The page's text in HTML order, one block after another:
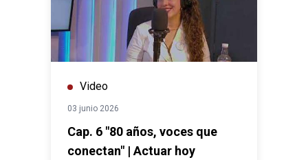
Video
03 junio 2026
Cap. 6 "80 años, voces que
conectan" | Actuar hoy